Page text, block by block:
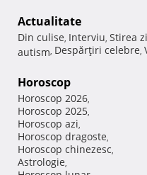
Actualitate
Din culise, Interviu, Stirea
autism, Despărţiri celebre,
Horoscop
Horoscop 2026,
Horoscop 2025,
Horoscop azi,
Horoscop dragoste,
Horoscop chinezesc,
Astrologie,